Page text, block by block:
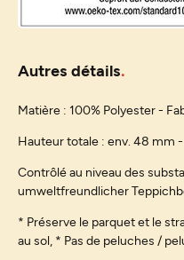
Autres détails
Matière : 100% Polyester -
Hauteur totale : env. 48 mm
Contrôlé au niveau des
umweltfreundlicher
* Préserve le parquet et le
au sol, * Pas de peluches /